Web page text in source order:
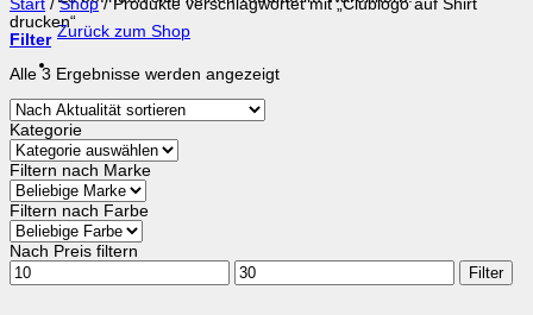
Zurück zum Shop
Start / Shop /Produkte verschlagwortet mit „Clublogo auf Shirt
drucken“
Filter
Alle 3 Ergebnisse werden angezeigtNach
Kategorie
Filtern nach Marke
Filtern nach Farbe
Nach Preis filtern
Min.
Preis
Max.
Preis
Filter